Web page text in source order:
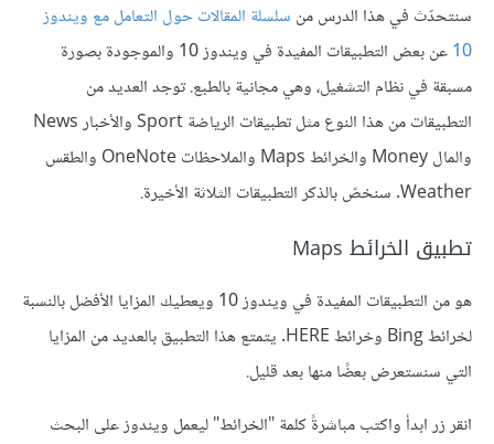
سنتحدّث في هذا الدرس من سلسلة المقالات حول التعامل مع ويندوز
10
عن بعض التطبيقات المفيدة في ويندوز 10 والموجودة بصورة
مسبقة في نظام التشغيل، وهي مجانية بالطبع. توجد العديد من
التطبيقات من هذا النوع مثل تطبيقات الرياضة Sport والأخبار News
والمال Money والخرائط Maps والملاحظات OneNote والطقس
Weather. سنخصّ بالذكر التطبيقات الثلاثة الأخيرة.
تطبيق الخرائط Maps
هو من التطبيقات المفيدة في ويندوز 10 ويعطيك المزايا الأفضل بالنسبة
لخرائط Bing وخرائط HERE. يتمتع هذا التطبيق بالعديد من المزايا
التي سنستعرض بعضًا منها بعد قليل.
انقر زر ابدأ واكتب مباشرةً كلمة "الخرائط" ليعمل ويندوز على البحث